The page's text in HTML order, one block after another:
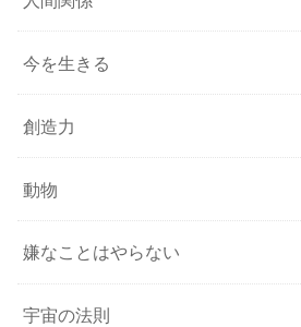
今を生きる
創造力
動物
嫌なことはやらない
宇宙の法則